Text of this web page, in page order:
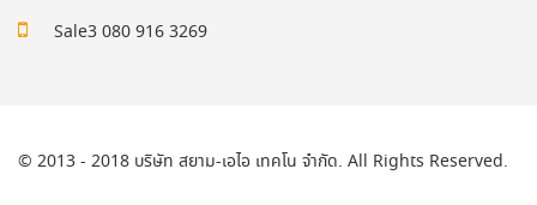
Sale3 080 916 3269
© 2013 - 2018 บริษัท สยาม-เอไอ เทคโน จำกัด. All Rights Reserved.